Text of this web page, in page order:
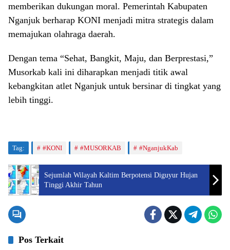
memberikan dukungan moral. Pemerintah Kabupaten
Nganjuk berharap KONI menjadi mitra strategis dalam
memajukan olahraga daerah.
Dengan tema “Sehat, Bangkit, Maju, dan Berprestasi,”
Musorkab kali ini diharapkan menjadi titik awal
kebangkitan atlet Nganjuk untuk bersinar di tingkat yang
lebih tinggi.
Tag: #KONI #MUSORKAB #NganjukKab
Sejumlah Wilayah Kaltim Berpotensi Diguyur Hujan
Tinggi Akhir Tahun
Pos Terkait